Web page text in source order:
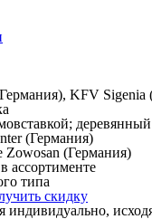
KFV Sigenia
(Германия)
Zowosan (Германия)
ассортименте
типа
скидку
индивидуально,